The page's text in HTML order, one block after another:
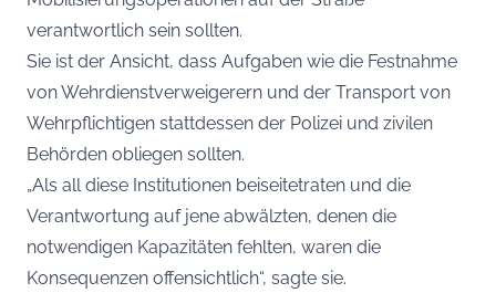
verantwortlich sein sollten.
Sie ist der Ansicht, dass Aufgaben wie die Festnahme
von Wehrdienstverweigerern und der Transport von
Wehrpflichtigen stattdessen der Polizei und zivilen
Behörden obliegen sollten.
„Als all diese Institutionen beiseitetraten und die
Verantwortung auf jene abwälzten, denen die
notwendigen Kapazitäten fehlten, waren die
Konsequenzen offensichtlich“, sagte sie.